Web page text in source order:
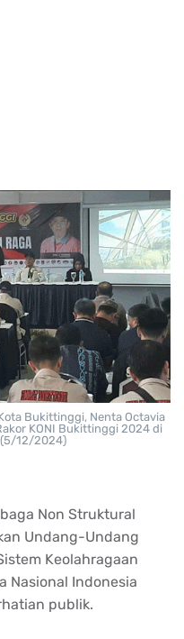
Bukittinggi, Nenta Octavia
KONI Bukittinggi 2024 di
(5/12/2024)
Non Struktural
Undang-Undang
Keolahragaan
Nasional Indonesia
publik.